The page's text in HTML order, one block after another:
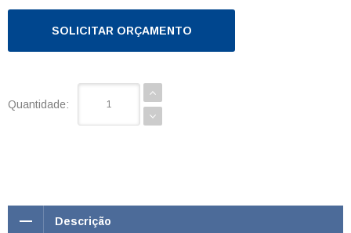
SOLICITAR ORÇAMENTO
Quantidade:
Descrição